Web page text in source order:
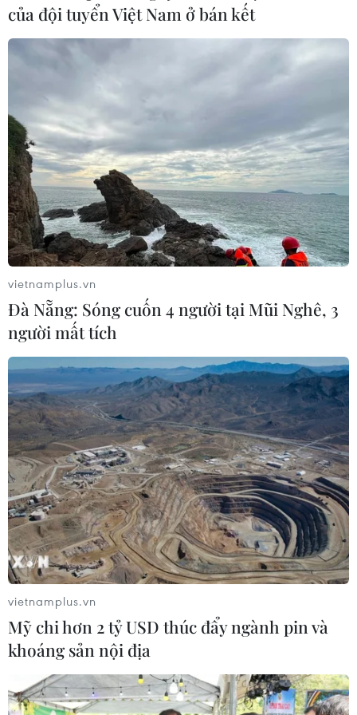
của đội tuyển Việt Nam ở bán kết
vietnamplus.vn
Đà Nẵng: Sóng cuốn 4 người tại Mũi Nghê, 3
người mất tích
vietnamplus.vn
Mỹ chi hơn 2 tỷ USD thúc đẩy ngành pin và
khoáng sản nội địa